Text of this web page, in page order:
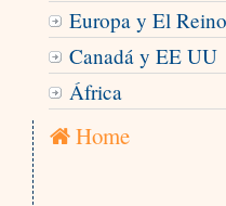
Europa y El
Canadá y EE UU
África
Home